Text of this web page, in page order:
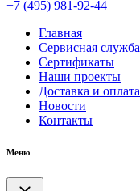
+7 (495) 981-92-44
Главная
Сервисная служба
Сертификаты
Наши проекты
Доставка и оплата
Новости
Контакты
Меню